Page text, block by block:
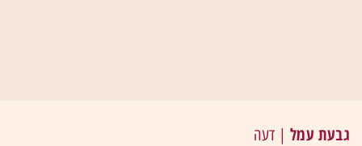
גבעת עמל | דעה